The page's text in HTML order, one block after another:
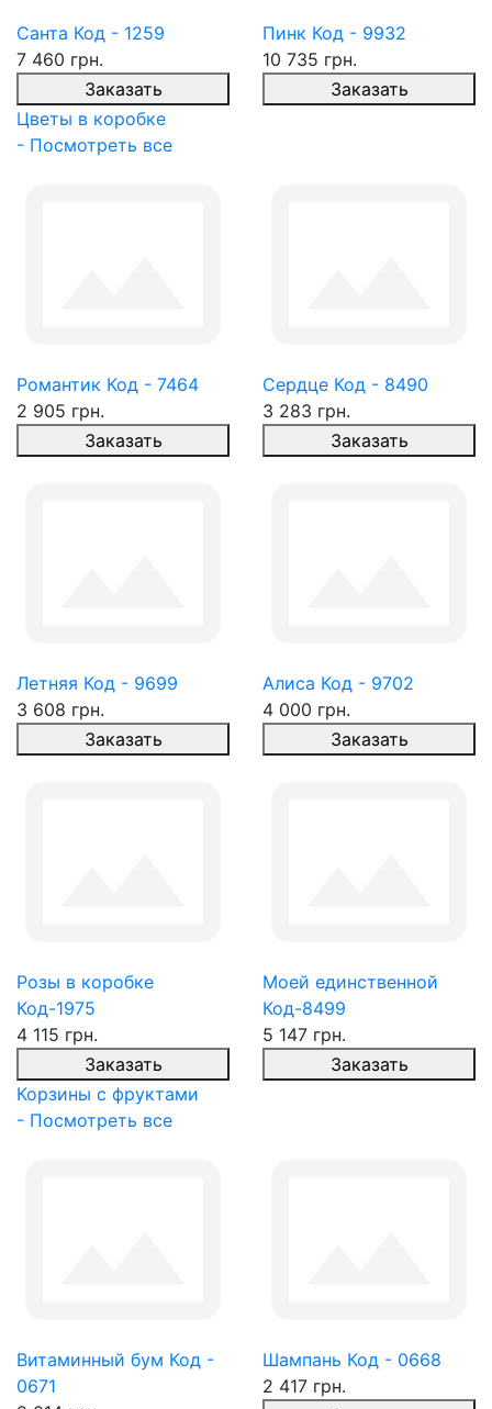
Санта Код - 1259
7 460 грн.
Заказать
Пинк Код - 9932
10 735 грн.
Заказать
Цветы в коробке
- Посмотреть все
Романтик Код - 7464
2 905 грн.
Заказать
Сердце Код - 8490
3 283 грн.
Заказать
Летняя Код - 9699
3 608 грн.
Заказать
Алиса Код - 9702
4 000 грн.
Заказать
Розы в коробке
Код-1975
4 115 грн.
Заказать
Моей единственной
Код-8499
5 147 грн.
Заказать
Корзины с фруктами
- Посмотреть все
Витаминный бум Код -
0671
Шампань Код - 0668
2 417 грн.